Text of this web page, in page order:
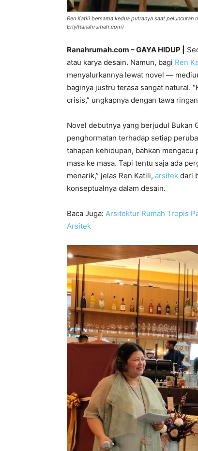
Ren Katili bersama kedua putranya saat
Erly/Ranahrumah.com)
Ranahrumah.com – GAYA HIDUP |
atau karya desain. Namun, bagi Ren
menyalurkannya lewat novel —
baginya justru terasa sangat natural.
crisis,” ungkapnya dengan tawa
Novel debutnya yang berjudul Bukan
penghormatan terhadap setiap
tahapan kehidupan, bahkan
masa ke masa. Tapi tentu saja ada
menarik,” jelas Ren Katili, arsitek dari
konseptualnya dalam desain.
Baca Juga: Arsitektur Rumah Tropis
Arsitek